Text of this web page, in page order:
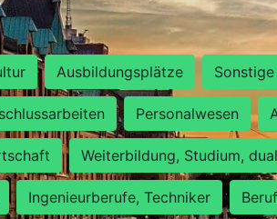
Ausbildungsplätze
Personalwesen
Weiterbildung, Studium,
Ingenieurberufe, Techniker